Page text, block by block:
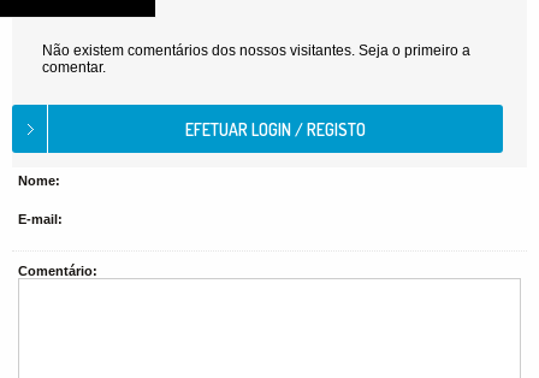
Não existem comentários dos nossos visitantes. Seja o primeiro a
comentar.
Nome:
E-mail:
Comentário: